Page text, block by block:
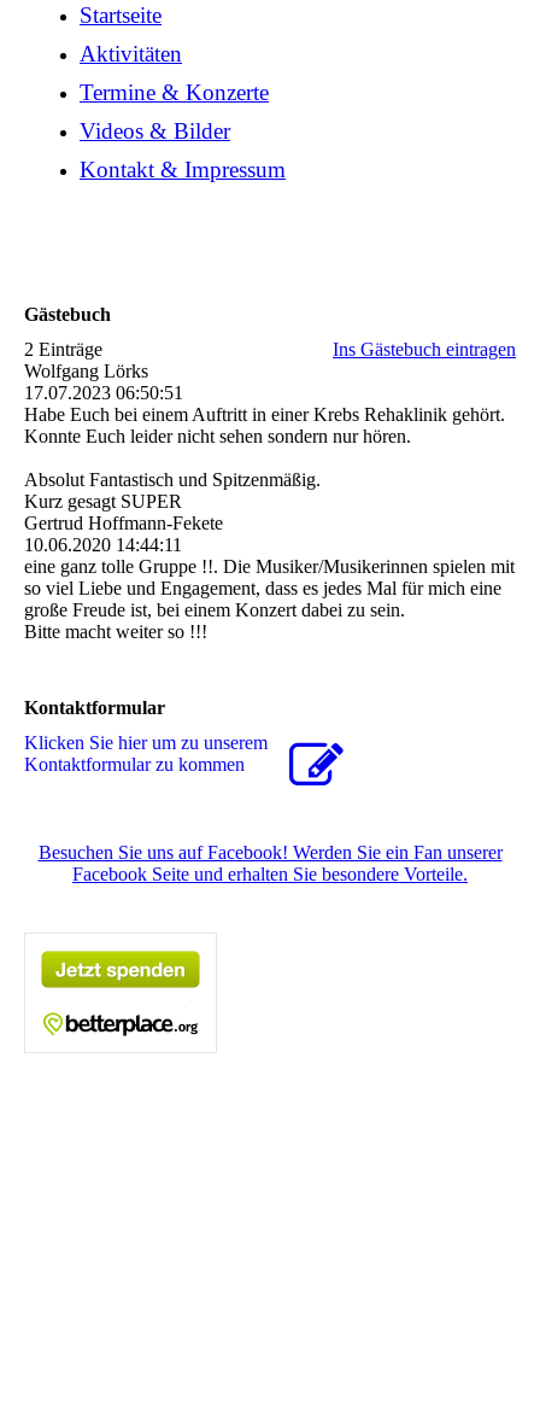
Startseite
Aktivitäten
Termine & Konzerte
Videos & Bilder
Kontakt & Impressum
Gästebuch
2 Einträge
Ins Gästebuch eintragen
Wolfgang Lörks
17.07.2023 06:50:51
Habe Euch bei einem Auftritt in einer Krebs Rehaklinik gehört.
Konnte Euch leider nicht sehen sondern nur hören.
Absolut Fantastisch und Spitzenmäßig.
Kurz gesagt SUPER
Gertrud Hoffmann-Fekete
10.06.2020 14:44:11
eine ganz tolle Gruppe !!. Die Musiker/Musikerinnen spielen mit
so viel Liebe und Engagement, dass es jedes Mal für mich eine
große Freude ist, bei einem Konzert dabei zu sein.
Bitte macht weiter so !!!
Kontaktformular
Klicken Sie hier um zu unserem
Kon­takt­for­mu­lar zu kommen
Besuchen Sie uns auf Facebook! Werden Sie ein Fan unserer
Facebook Seite und erhalten Sie besondere Vorteile.